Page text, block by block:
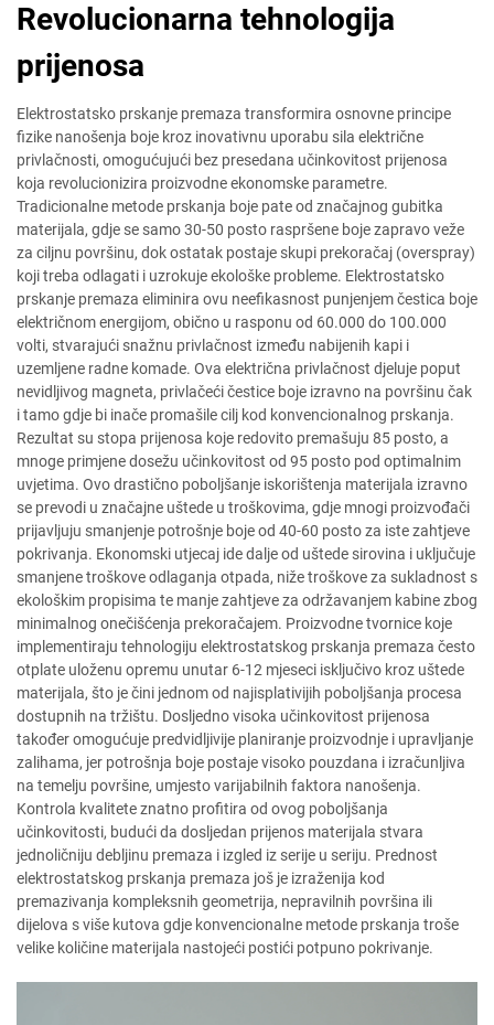
Revolucionarna tehnologija
prijenosa
Elektrostatsko prskanje premaza transformira osnovne principe
fizike nanošenja boje kroz inovativnu uporabu sila električne
privlačnosti, omogućujući bez presedana učinkovitost prijenosa
koja revolucionizira proizvodne ekonomske parametre.
Tradicionalne metode prskanja boje pate od značajnog gubitka
materijala, gdje se samo 30-50 posto raspršene boje zapravo veže
za ciljnu površinu, dok ostatak postaje skupi prekoračaj (overspray)
koji treba odlagati i uzrokuje ekološke probleme. Elektrostatsko
prskanje premaza eliminira ovu neefikasnost punjenjem čestica boje
električnom energijom, obično u rasponu od 60.000 do 100.000
volti, stvarajući snažnu privlačnost između nabijenih kapi i
uzemljene radne komade. Ova električna privlačnost djeluje poput
nevidljivog magneta, privlačeći čestice boje izravno na površinu čak
i tamo gdje bi inače promašile cilj kod konvencionalnog prskanja.
Rezultat su stopa prijenosa koje redovito premašuju 85 posto, a
mnoge primjene dosežu učinkovitost od 95 posto pod optimalnim
uvjetima. Ovo drastično poboljšanje iskorištenja materijala izravno
se prevodi u značajne uštede u troškovima, gdje mnogi proizvođači
prijavljuju smanjenje potrošnje boje od 40-60 posto za iste zahtjeve
pokrivanja. Ekonomski utjecaj ide dalje od uštede sirovina i uključuje
smanjene troškove odlaganja otpada, niže troškove za sukladnost s
ekološkim propisima te manje zahtjeve za održavanjem kabine zbog
minimalnog onečišćenja prekoračajem. Proizvodne tvornice koje
implementiraju tehnologiju elektrostatskog prskanja premaza često
otplate uloženu opremu unutar 6-12 mjeseci isključivo kroz uštede
materijala, što je čini jednom od najisplativijih poboljšanja procesa
dostupnih na tržištu. Dosljedno visoka učinkovitost prijenosa
također omogućuje predvidljivije planiranje proizvodnje i upravljanje
zalihama, jer potrošnja boje postaje visoko pouzdana i izračunljiva
na temelju površine, umjesto varijabilnih faktora nanošenja.
Kontrola kvalitete znatno profitira od ovog poboljšanja
učinkovitosti, budući da dosljedan prijenos materijala stvara
jednoličniju debljinu premaza i izgled iz serije u seriju. Prednost
elektrostatskog prskanja premaza još je izraženija kod
premazivanja kompleksnih geometrija, nepravilnih površina ili
dijelova s više kutova gdje konvencionalne metode prskanja troše
velike količine materijala nastojeći postići potpuno pokrivanje.